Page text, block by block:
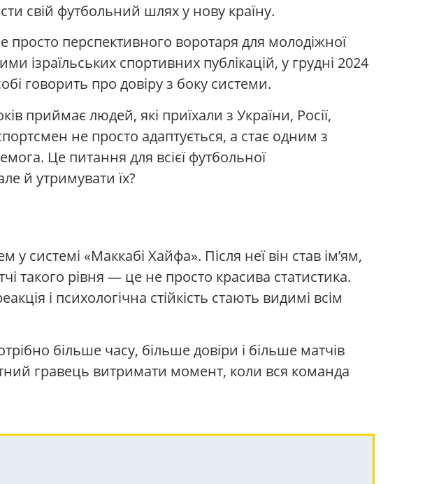
свій футбольний шлях у нову країну.
перспективного воротаря для молодіжної
ізраїльських спортивних публікацій, у грудні 2024
говорить про довіру з боку системи.
приймає людей, які приїхали з України, Росії,
не просто адаптується, а стає одним з
Це питання для всієї футбольної
й утримувати їх?
системі «Маккабі Хайфа». Після неї він став ім’ям,
такого рівня — це не просто красива статистика.
і психологічна стійкість стають видимі всім
більше часу, більше довіри і більше матчів
гравець витримати момент, коли вся команда